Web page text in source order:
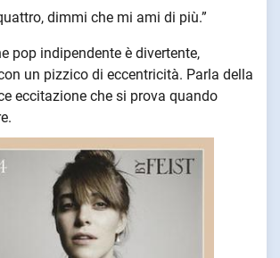
dimmi che mi ami di più.”
pop indipendente è divertente,
un pizzico di eccentricità. Parla della
eccitazione che si prova quando